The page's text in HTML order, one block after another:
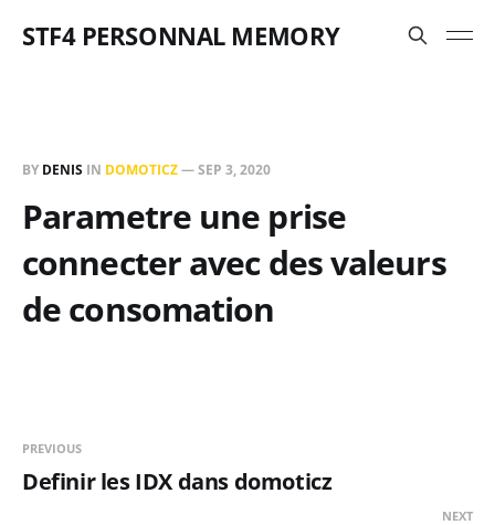
STF4 PERSONNAL MEMORY
BY DENIS IN DOMOTICZ—SEP 3, 2020
Parametre une prise
connecter avec des valeurs
de consomation
PREVIOUS
Definir les IDX dans domoticz
NEXT